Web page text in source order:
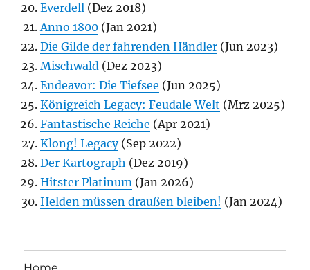
Everdell (Dez 2018)
Anno 1800 (Jan 2021)
Die Gilde der fahrenden Händler (Jun 2023)
Mischwald (Dez 2023)
Endeavor: Die Tiefsee (Jun 2025)
Königreich Legacy: Feudale Welt (Mrz 2025)
Fantastische Reiche (Apr 2021)
Klong! Legacy(Sep 2022)
Der Kartograph (Dez 2019)
Hitster Platinum (Jan 2026)
Helden müssen draußen bleiben! (Jan 2024)